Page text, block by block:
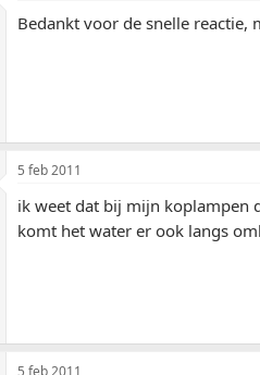
Bedankt voor de snelle reactie,
5 feb 2011
ik weet dat bij mijn koplampen
komt het water er ook langs
5 feb 2011